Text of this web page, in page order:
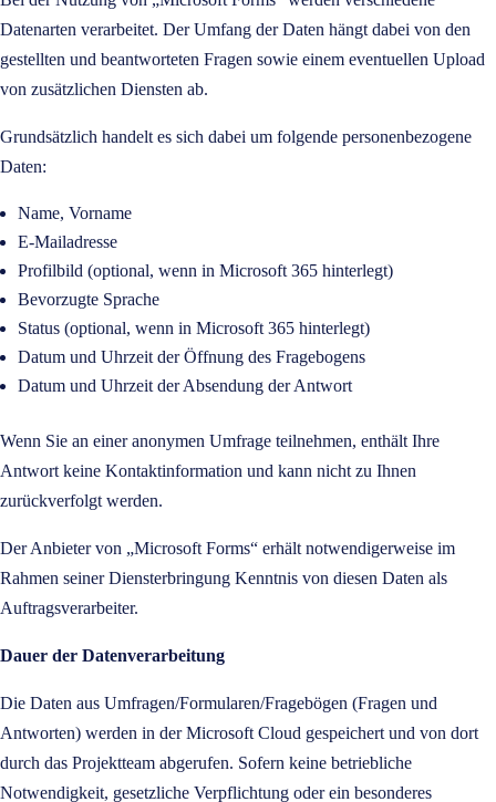
Datenarten verarbeitet. Der Umfang der Daten hängt dabei von den
gestellten und beantworteten Fragen sowie einem eventuellen Upload
von zusätzlichen Diensten ab.
Grundsätzlich handelt es sich dabei um folgende personenbezogene
Daten:
Name, Vorname
E-Mailadresse
Profilbild (optional, wenn in Microsoft 365 hinterlegt)
Bevorzugte Sprache
Status (optional, wenn in Microsoft 365 hinterlegt)
Datum und Uhrzeit der Öffnung des Fragebogens
Datum und Uhrzeit der Absendung der Antwort
Wenn Sie an einer anonymen Umfrage teilnehmen, enthält Ihre
Antwort keine Kontaktinformation und kann nicht zu Ihnen
zurückverfolgt werden.
Der Anbieter von „Microsoft Forms“ erhält notwendigerweise im
Rahmen seiner Diensterbringung Kenntnis von diesen Daten als
Auftragsverarbeiter.
Dauer der Datenverarbeitung
Die Daten aus Umfragen/Formularen/Fragebögen (Fragen und
Antworten) werden in der Microsoft Cloud gespeichert und von dort
durch das Projektteam abgerufen. Sofern keine betriebliche
Notwendigkeit, gesetzliche Verpflichtung oder ein besonderes